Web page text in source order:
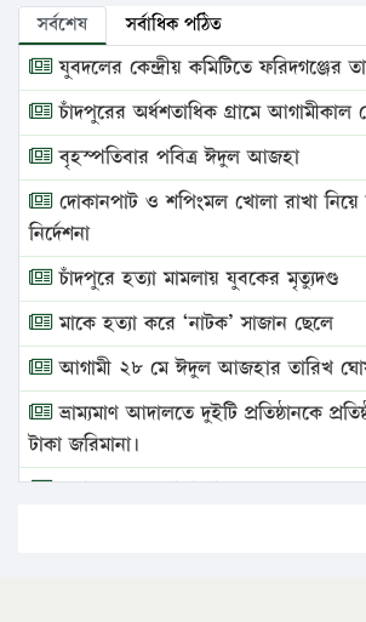
সর্বশেষ সর্বাধিক পঠিত
যুবদলের কেন্দ্রীয় কমিটিতে ফরিদগঞ্জের
চাঁদপুরের অর্ধশতাধিক গ্রামে আগামীকাল
বৃহস্পতিবার পবিত্র ঈদুল আজহা
দোকানপাট ও শপিংমল খোলা রাখা নিয়ে
নির্দেশনা
চাঁদপুরে হত্যা মামলায় যুবকের মৃত্যুদণ্ড
মাকে হত্যা করে ‘নাটক’ সাজান ছেলে
আগামী ২৮ মে ঈদুল আজহার তারিখ
ভ্রাম্যমাণ আদালতে দুইটি প্রতিষ্ঠানকে
টাকা জরিমানা।
এবার লঞ্চের ভাড়া বাড়ল